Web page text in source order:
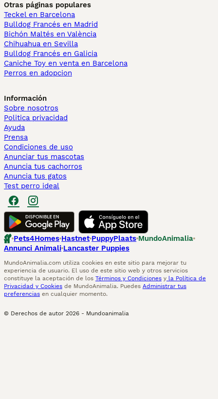
Otras páginas populares
Teckel en Barcelona
Bulldog Francés en Madrid
Bichón Maltés en València
Chihuahua en Sevilla
Bulldog Francés en Galicia
Caniche Toy en venta en Barcelona
Perros en adopcion
Información
Sobre nosotros
Politica privacidad
Ayuda
Prensa
Condiciones de uso
Anunciar tus mascotas
Anuncia tus cachorros
Anuncia tus gatos
Test perro ideal
Pets4Homes Hastnet PuppyPlaats MundoAnimalia
Annunci Animali Lancaster Puppies
MundoAnimalia.com utiliza cookies en este sitio para mejorar tu
experiencia de usuario. El uso de este sitio web y otros servicios
constituye la aceptación de los Términos y Condiciones y la Política de
Privacidad y Cookies de MundoAnimalia. Puedes Administrar tus
preferencias en cualquier momento.
© Derechos de autor 2026 - Mundoanimalia